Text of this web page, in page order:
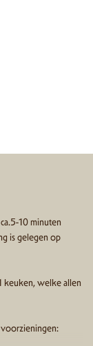
10 minuten
is gelegen op
keuken, welke allen